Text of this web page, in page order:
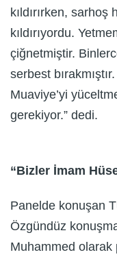
kıldırırken,
kıldırıyordu.
çiğnetmiştir.
serbest
Muaviye’yi
gerekiyor.” dedi.
“Bizler İmam
Panelde konuşan
Özgündüz
Muhammed